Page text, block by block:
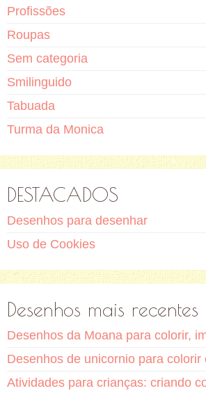
Profissões
Roupas
Sem categoria
Smilinguido
Tabuada
Turma da Monica
DESTACADOS
Desenhos para desenhar
Uso de Cookies
Desenhos mais recentes
Desenhos da Moana para colorir,
Desenhos de unicornio para colorir
Atividades para crianças: criando